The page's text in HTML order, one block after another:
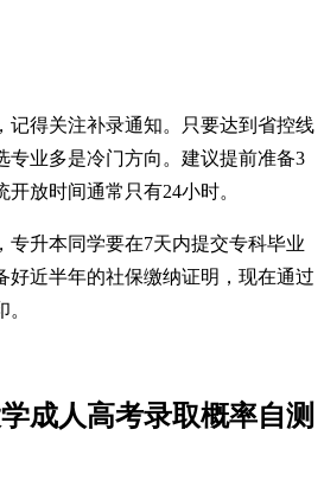
记得关注补录通知。只要达到省控线
专业多是冷门方向。建议提前准备3
放时间通常只有24小时。
专升本同学要在7天内提交专科毕业
好近半年的社保缴纳证明，现在通过
成人高考录取概率自测